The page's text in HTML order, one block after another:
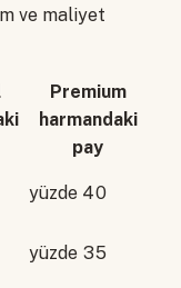
ve maliyet
Premium
harmandaki
pay
yüzde 40
yüzde 35